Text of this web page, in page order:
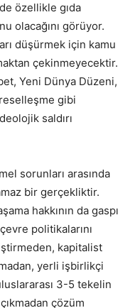
özellikle gıda
olacağını görüyor.
düşürmek için kamu
çekinmeyecektir.
Yeni Dünya Düzeni,
gibi
saldırı
sorunları arasında
bir gerçekliktir.
hakkının da gaspı
politikalarını
kapitalist
yerli işbirlikçi
3-5 tekelin
çözüm